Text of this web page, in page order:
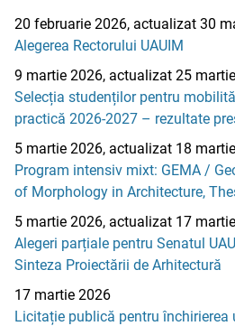
20 februarie 2026, actualizat 30
Alegerea Rectorului UAUIM
9 martie 2026, actualizat 25
Selecția studenților pentru
practică 2026-2027 – rezultate
5 martie 2026, actualizat 18
Program intensiv mixt: GEMA /
of Morphology in Architecture,
5 martie 2026, actualizat 17
Alegeri parțiale pentru Senatul
Sinteza Proiectării de Arhitectură
17 martie 2026
Licitație publică pentru